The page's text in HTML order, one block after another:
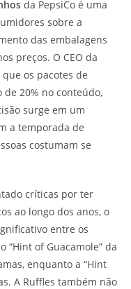
da PepsiCo é uma
sobre a
das embalagens
preços. O CEO da
os pacotes de
20% no conteúdo,
surge em um
a temporada de
costumam se
críticas por ter
ao longo dos anos, o
entre os
“Hint of Guacamole” da
enquanto a “Hint
A Ruffles também não